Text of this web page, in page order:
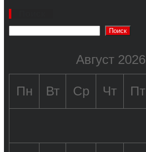
Поиск
Август 2026
Пн Вт Ср Чт Пт